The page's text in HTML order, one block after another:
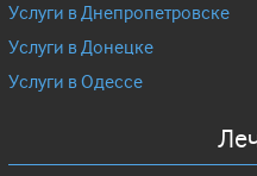
Услуги в Днепропетровске
Услуги в Донецке
Услуги в Одессе